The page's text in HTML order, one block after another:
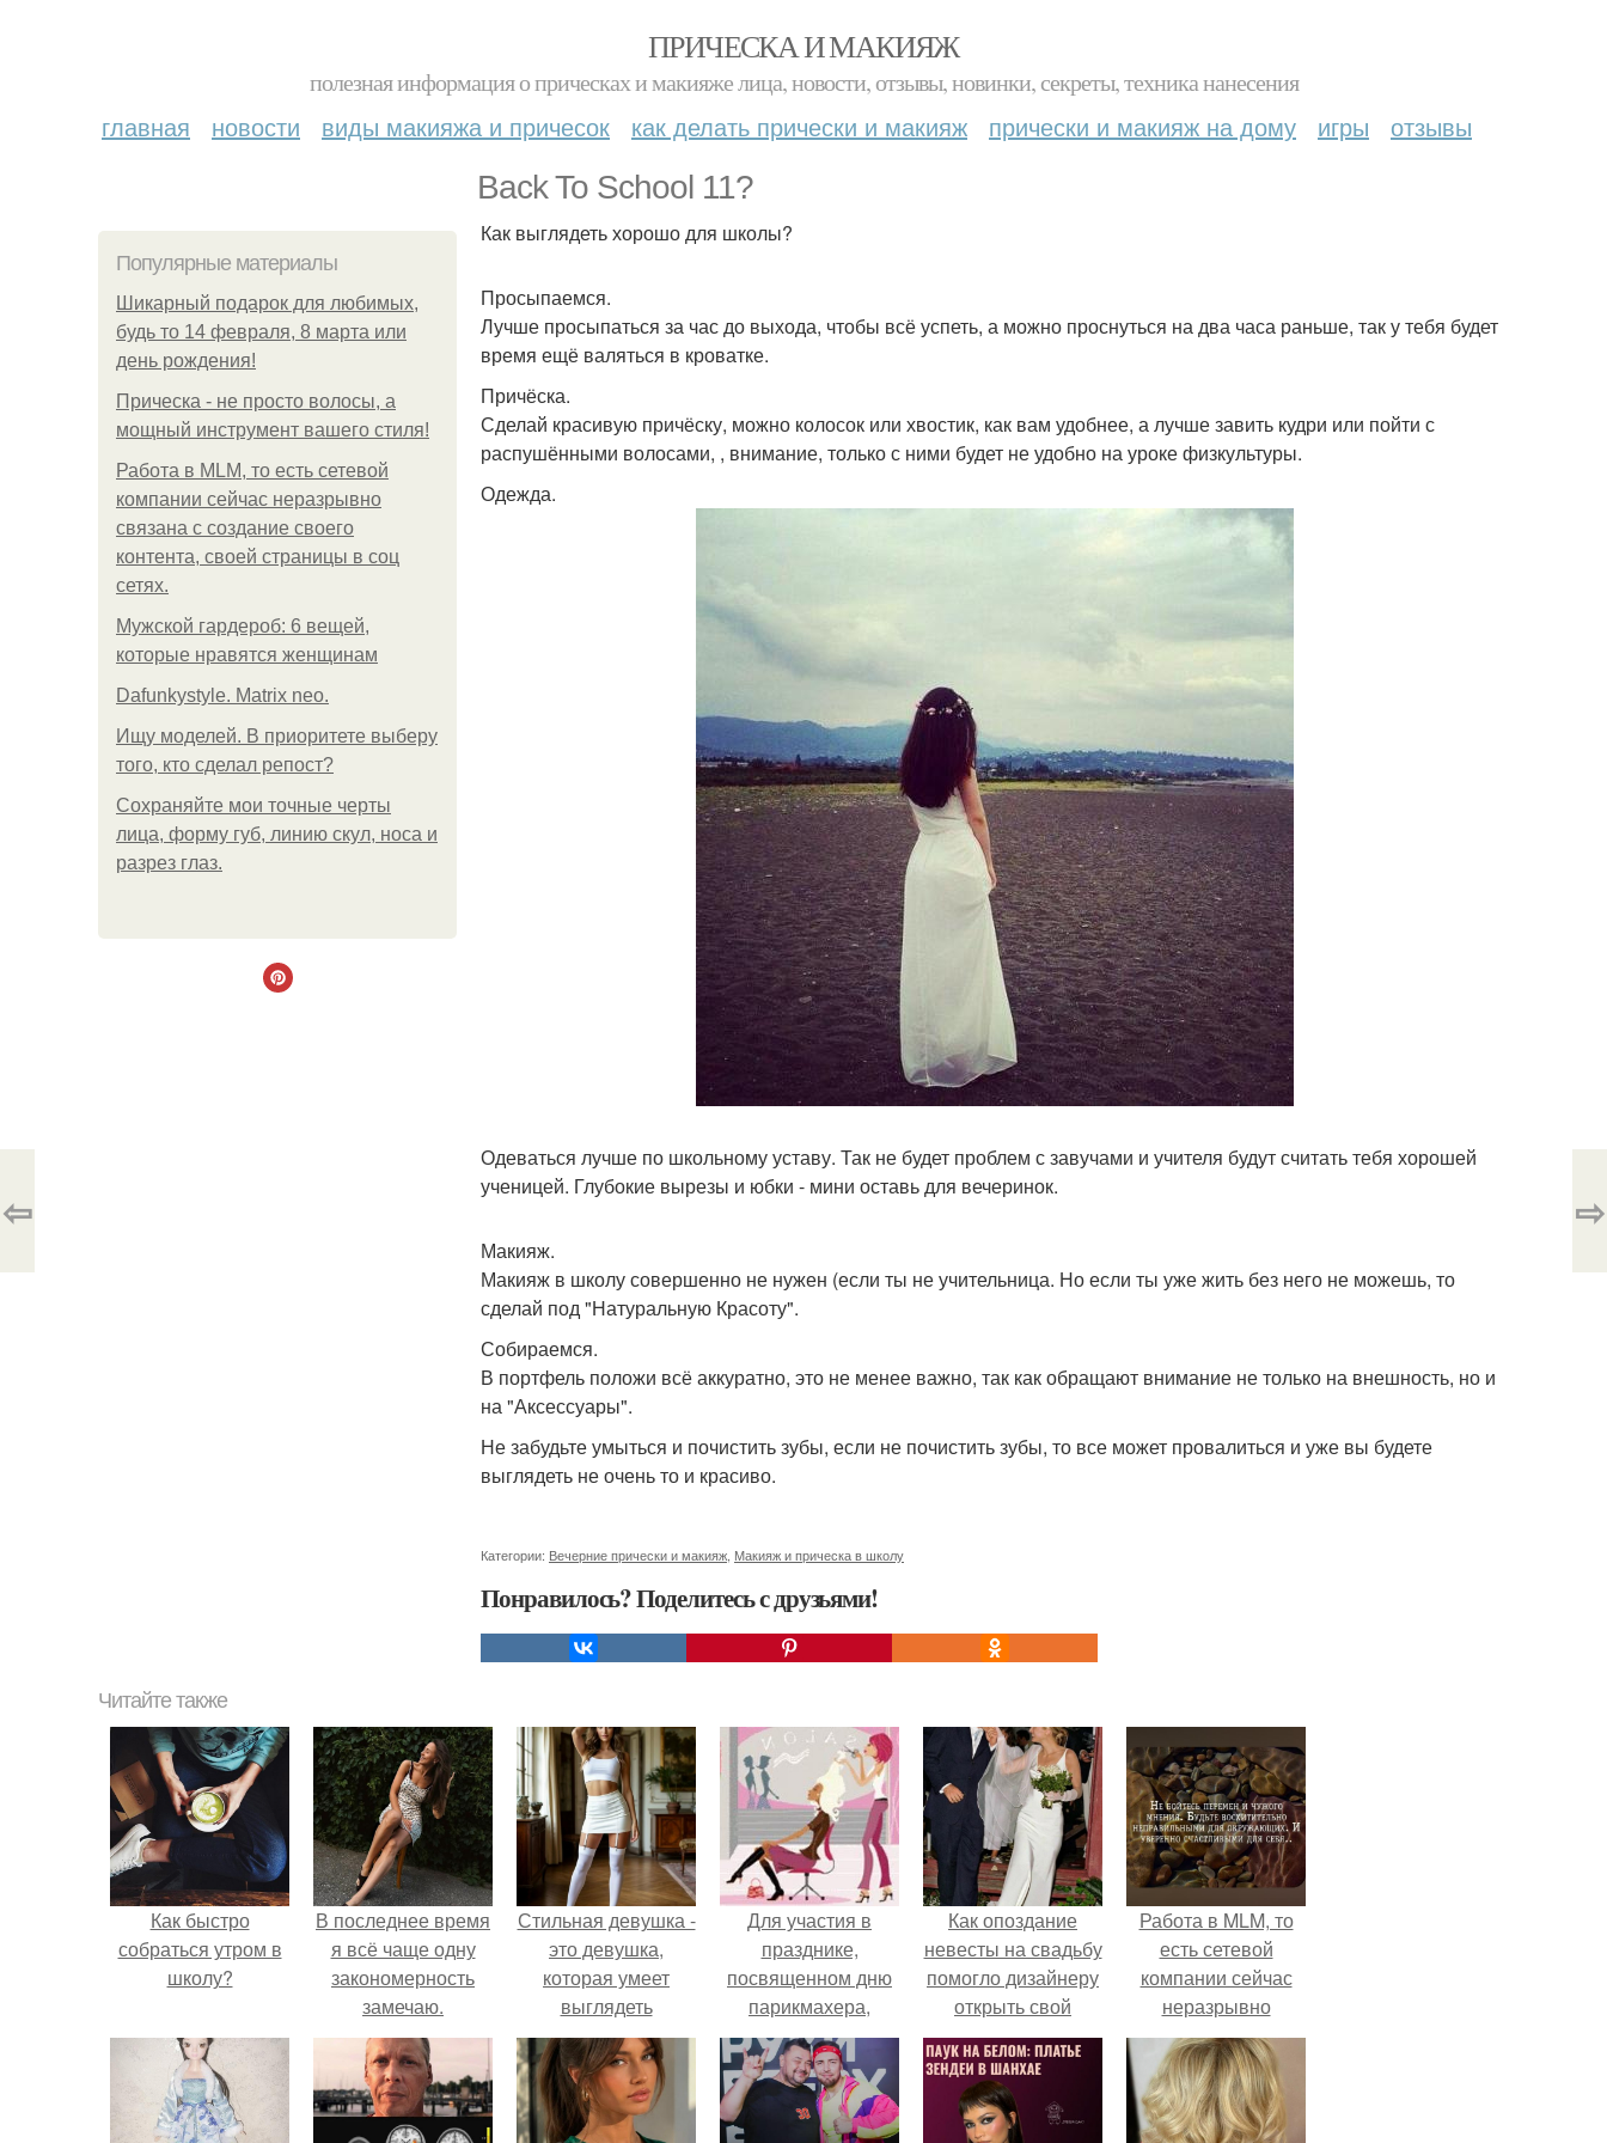
ПРИЧЕСКА И МАКИЯЖ
полезная информация о прическах и макияже лица, новости, отзывы, новинки, секреты, техника нанесения
главная новости виды макияжа и причесок как делать прически и макияж прически и макияж на дому игры отзывы
Back To School 11?
Популярные материалы
Шикарный подарок для любимых,
будь то 14 февраля, 8 марта или
день рождения!
Прическа - не просто волосы, а
мощный инструмент вашего стиля!
Работа в MLM, то есть сетевой
компании сейчас неразрывно
связана с создание своего
контента, своей страницы в соц
сетях.
Мужской гардероб: 6 вещей,
которые нравятся женщинам
Dafunkystyle. Matrix neo.
Ищу моделей. В приоритете выберу
того, кто сделал репост?
Сохраняйте мои точные черты
лица, форму губ, линию скул, носа и
разрез глаз.
Как выглядеть хорошо для школы?
Просыпаемся.
Лучше просыпаться за час до выхода, чтобы всё успеть, а можно проснуться на два часа раньше, так у тебя будет
время ещё валяться в кроватке.
Причёска.
Сделай красивую причёску, можно колосок или хвостик, как вам удобнее, а лучше завить кудри или пойти с
распушёнными волосами, , внимание, только с ними будет не удобно на уроке физкультуры.
Одежда.
Одеваться лучше по школьному уставу. Так не будет проблем с завучами и учителя будут считать тебя хорошей
ученицей. Глубокие вырезы и юбки - мини оставь для вечеринок.
Макияж.
Макияж в школу совершенно не нужен (если ты не учительница. Но если ты уже жить без него не можешь, то
сделай под "Натуральную Красоту".
Собираемся.
В портфель положи всё аккуратно, это не менее важно, так как обращают внимание не только на внешность, но и
на "Аксессуары".
Не забудьте умыться и почистить зубы, если не почистить зубы, то все может провалиться и уже вы будете
выглядеть не очень то и красиво.
Категории: Вечерние прически и макияж Макияж и прическа в школу
Понравилось? Поделитесь с друзьями!
⇦ ⇨
Читайте также
Как быстро
собраться утром в
школу?
В последнее время
я всё чаще одну
закономерность
замечаю.
Стильная девушка -
это девушка,
которая умеет
выглядеть
привлекательно и
элегантно в любои
ситуации.
Для участия в
празднике,
посвященном дню
парикмахера,
который будет
проводиться 13
сентября в ТЦ
"Емеля" (пос.
Как опоздание
невесты на свадьбу
помогло дизайнеру
открыть свой
бренд.
Работа в MLM, то
есть сетевой
компании сейчас
неразрывно
связана с создание
своего контента,
своей страницы в
соц сетях.